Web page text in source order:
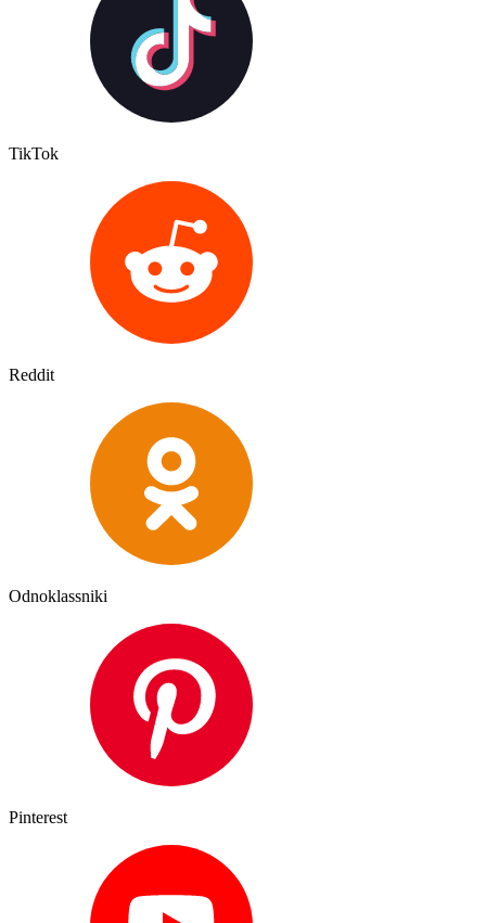
TikTok
Reddit
Odnoklassniki
Pinterest